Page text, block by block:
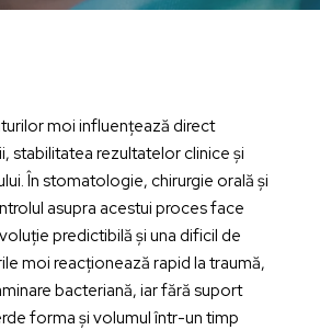
moi influențează direct
stabilitatea rezultatelor clinice și
În stomatologie, chirurgie orală și
asupra acestui proces face
predictibilă și una dificil de
moi reacționează rapid la traumă,
bacteriană, iar fără suport
forma și volumul într-un timp